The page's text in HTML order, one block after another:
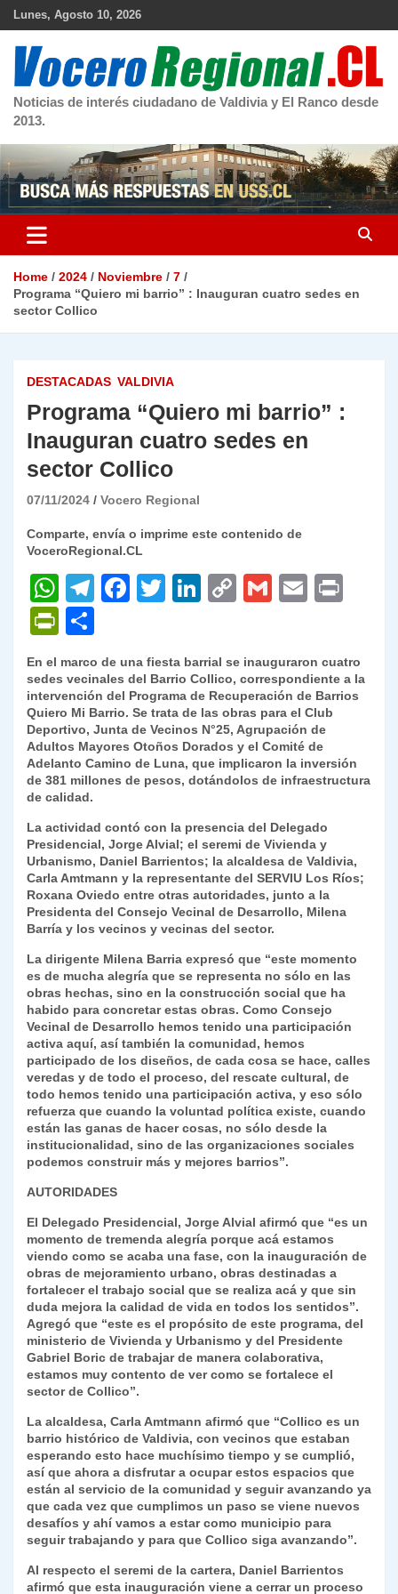
Skip
Lunes, Agosto 10, 2026
Noticias de interés ciudadano de Valdivia y El Ranco desde
2013.
Home 2024 Noviembre
7
Programa “Quiero mi barrio” : Inauguran cuatro sedes en
sector Collico
DESTACADAS VALDIVIA
Programa “Quiero mi barrio” :
Inauguran cuatro sedes en
sector Collico
07/11/2024 Vocero Regional
Comparte, envía o imprime este contenido de
VoceroRegional.CL
W
h
at
s
A
p
p
T
gr
a
m
F
e
b
o
o
k
T
er
Li
e
dI
n
C
y
Li
n
k
G
l
E
l
P
nt
Fr
ie
n
dl
y
o
m
p
ar
tir
En el marco de una fiesta barrial se inauguraron cuatro
sedes vecinales del Barrio Collico, correspondiente a la
intervención del Programa de Recuperación de Barrios
Quiero Mi Barrio. Se trata de las obras para el Club
Deportivo, Junta de Vecinos N°25, Agrupación de
Adultos Mayores Otoños Dorados y el Comité de
Adelanto Camino de Luna, que implicaron la inversión
de 381 millones de pesos, dotándolos de infraestructura
de calidad.
La actividad contó con la presencia del Delegado
Presidencial, Jorge Alvial; el seremi de Vivienda y
Urbanismo, Daniel Barrientos; la alcaldesa de Valdivia,
Carla Amtmann y la representante del SERVIU Los Ríos;
Roxana Oviedo entre otras autoridades, junto a la
Presidenta del Consejo Vecinal de Desarrollo, Milena
Barría y los vecinos y vecinas del sector.
La dirigente Milena Barria expresó que “este momento
es de mucha alegría que se representa no sólo en las
obras hechas, sino en la construcción social que ha
habido para concretar estas obras. Como Consejo
Vecinal de Desarrollo hemos tenido una participación
activa aquí, así también la comunidad, hemos
participado de los diseños, de cada cosa se hace, calles
veredas y de todo el proceso, del rescate cultural, de
todo hemos tenido una participación activa, y eso sólo
refuerza que cuando la voluntad política existe, cuando
están las ganas de hacer cosas, no sólo desde la
institucionalidad, sino de las organizaciones sociales
podemos construir más y mejores barrios”.
AUTORIDADES
El Delegado Presidencial, Jorge Alvial afirmó que “es un
momento de tremenda alegría porque acá estamos
viendo como se acaba una fase, con la inauguración de
obras de mejoramiento urbano, obras destinadas a
fortalecer el trabajo social que se realiza acá y que sin
duda mejora la calidad de vida en todos los sentidos”.
Agregó que “este es el propósito de este programa, del
ministerio de Vivienda y Urbanismo y del Presidente
Gabriel Boric de trabajar de manera colaborativa,
estamos muy contento de ver como se fortalece el
sector de Collico”.
La alcaldesa, Carla Amtmann afirmó que “Collico es un
barrio histórico de Valdivia, con vecinos que estaban
esperando esto hace muchísimo tiempo y se cumplió,
así que ahora a disfrutar a ocupar estos espacios que
están al servicio de la comunidad y seguir avanzando ya
que cada vez que cumplimos un paso se viene nuevos
desafíos y ahí vamos a estar como municipio para
seguir trabajando y para que Collico siga avanzando”.
Al respecto el seremi de la cartera, Daniel Barrientos
afirmó que esta inauguración viene a cerrar un proceso